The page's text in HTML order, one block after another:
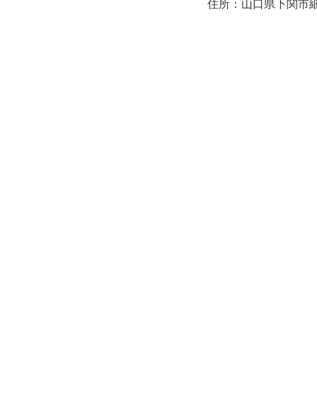
住所：山口県下関市